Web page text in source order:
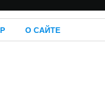
О САЙТЕ